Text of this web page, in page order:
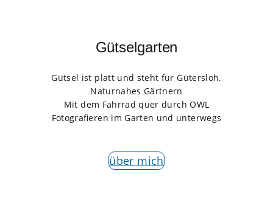
Gütselgarten
Gütsel ist platt und steht für Gütersloh.
Naturnahes Gärtnern
Mit dem Fahrrad quer durch OWL
Fotografieren im Garten und unterwegs
über mich